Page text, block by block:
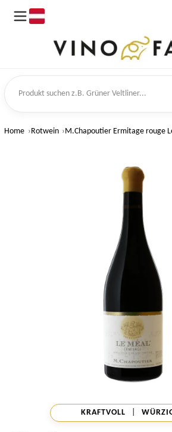
suchen
Home Rotwein M.Chapoutier Ermitage rouge
KRAFTVOLL